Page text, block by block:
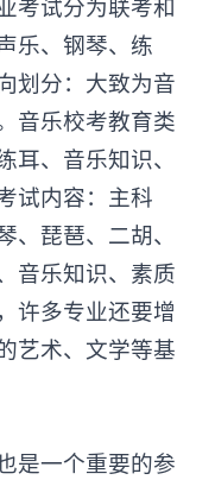
考试分为联考和
乐、钢琴、练
划分：大致为音
音乐校考教育类
、音乐知识、
试内容：主科
、琵琶、二胡、
音乐知识、素质
许多专业还要增
艺术、文学等基
一个重要的参